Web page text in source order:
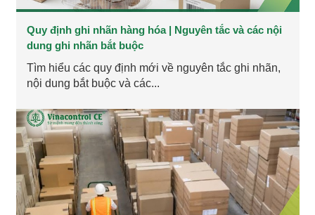
Quy định ghi nhãn hàng hóa | Nguyên tắc và các nội
dung ghi nhãn bắt buộc
Tìm hiểu các quy định mới về nguyên tắc ghi nhãn,
nội dung bắt buộc và các...